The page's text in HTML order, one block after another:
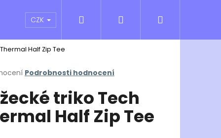
sporty Outlet Obchodní podmínky
CZK Přihlášení
Half Zip Tee
Podrobnosti hodnocení
triko Tech
Half Zip Tee